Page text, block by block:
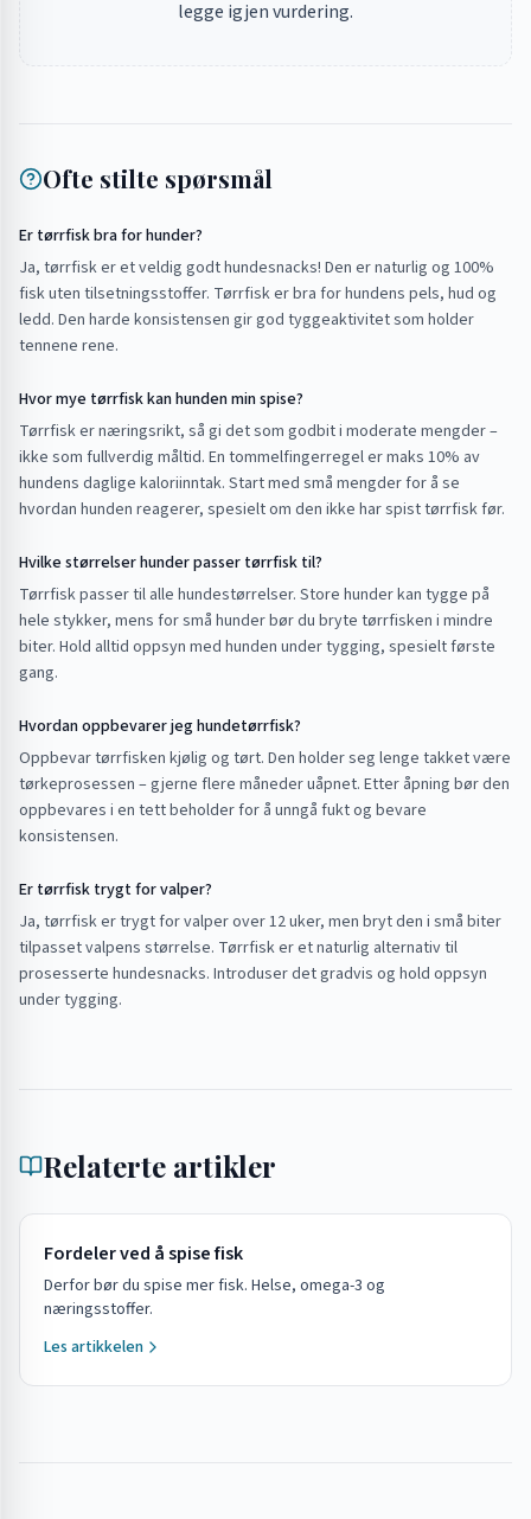
legge igjen vurdering.
Ofte stilte spørsmål
Er tørrfisk bra for hunder?
Ja, tørrfisk er et veldig godt hundesnacks! Den er naturlig og 100%
fisk uten tilsetningsstoffer. Tørrfisk er bra for hundens pels, hud og
ledd. Den harde konsistensen gir god tyggeaktivitet som holder
tennene rene.
Hvor mye tørrfisk kan hunden min spise?
Tørrfisk er næringsrikt, så gi det som godbit i moderate mengder –
ikke som fullverdig måltid. En tommelfingerregel er maks 10% av
hundens daglige kaloriinntak. Start med små mengder for å se
hvordan hunden reagerer, spesielt om den ikke har spist tørrfisk før.
Hvilke størrelser hunder passer tørrfisk til?
Tørrfisk passer til alle hundestørrelser. Store hunder kan tygge på
hele stykker, mens for små hunder bør du bryte tørrfisken i mindre
biter. Hold alltid oppsyn med hunden under tygging, spesielt første
gang.
Hvordan oppbevarer jeg hundetørrfisk?
Oppbevar tørrfisken kjølig og tørt. Den holder seg lenge takket være
tørkeprosessen – gjerne flere måneder uåpnet. Etter åpning bør den
oppbevares i en tett beholder for å unngå fukt og bevare
konsistensen.
Er tørrfisk trygt for valper?
Ja, tørrfisk er trygt for valper over 12 uker, men bryt den i små biter
tilpasset valpens størrelse. Tørrfisk er et naturlig alternativ til
prosesserte hundesnacks. Introduser det gradvis og hold oppsyn
under tygging.
Relaterte artikler
Fordeler ved å spise fisk
Derfor bør du spise mer fisk. Helse, omega-3 og
næringsstoffer.
Les artikkelen